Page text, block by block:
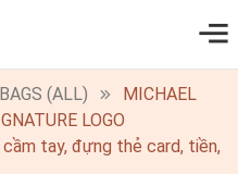
(ALL)
MICHAEL
LOGO
tay, đựng thẻ card, tiền,